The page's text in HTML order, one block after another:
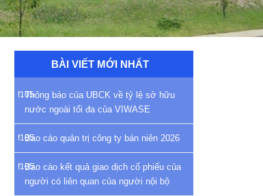
BÀI VIẾT MỚI NHẤT
Thông báo của UBCK về tỷ lệ sở hữu
nước ngoài tối đa của VIWASE
Báo cáo quản trị công ty bán niên 2026
Báo cáo kết quả giao dịch cổ phiếu của
người có liên quan của người nội bộ